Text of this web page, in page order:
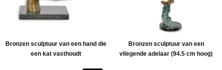
Bronzen sculptuur van een hand die
een kat vasthoudt
Bronzen sculptuur van een
vliegende adelaar (94.5 cm hoog)